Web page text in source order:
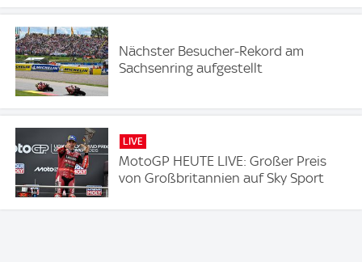
Nächster Besucher-Rekord am
Sachsenring aufgestellt
LIVE
MotoGP HEUTE LIVE: Großer Preis
von Großbritannien auf Sky Sport